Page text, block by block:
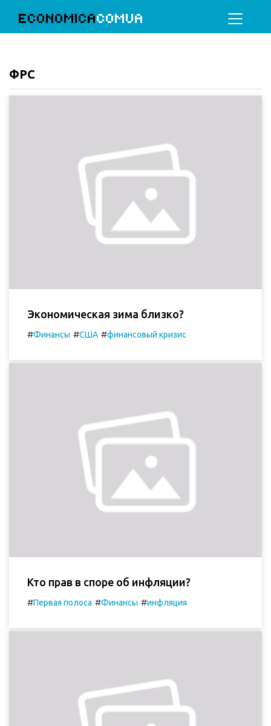
ECONOMICACOMUA
ФРС
Экономическая зима близко?
#Финансы #США #финансовый кризис
Кто прав в споре об инфляции?
#Первая полоса #Финансы #инфляция